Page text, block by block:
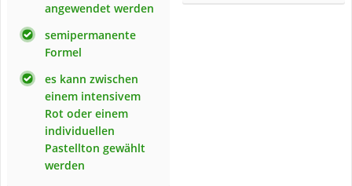
angewendet werden
semipermanente
Formel
es kann zwischen
einem intensivem
Rot oder einem
individuellen
Pastellton gewählt
werden